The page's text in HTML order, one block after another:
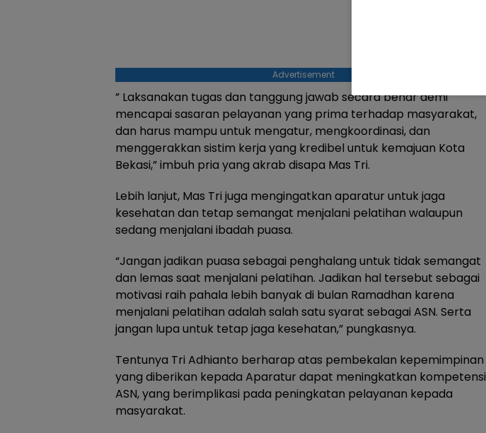
Advertisement
” Laksanakan tugas dan tanggung jawab secara benar demi
mencapai sasaran pelayanan yang prima terhadap masyarakat,
dan harus mampu untuk mengatur, mengkoordinasi, dan
menggerakkan sistim kerja yang kredibel untuk kemajuan Kota
Bekasi,” imbuh pria yang akrab disapa Mas Tri.
Lebih lanjut, Mas Tri juga mengingatkan aparatur untuk jaga
kesehatan dan tetap semangat menjalani pelatihan walaupun
sedang menjalani ibadah puasa.
“Jangan jadikan puasa sebagai penghalang untuk tidak semangat
dan lemas saat menjalani pelatihan. Jadikan hal tersebut sebagai
motivasi raih pahala lebih banyak di bulan Ramadhan karena
menjalani pelatihan adalah salah satu syarat sebagai ASN. Serta
jangan lupa untuk tetap jaga kesehatan,” pungkasnya.
Tentunya Tri Adhianto berharap atas pembekalan kepemimpinan
yang diberikan kepada Aparatur dapat meningkatkan kompetensi
ASN, yang berimplikasi pada peningkatan pelayanan kepada
masyarakat.